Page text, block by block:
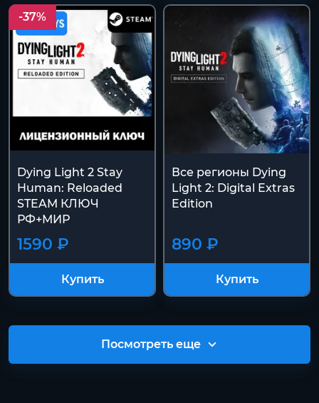
-37%
Dying Light 2 Stay
Human: Reloaded
STEAM КЛЮЧ
РФ+МИР
1590 ₽
Купить
Все регионы Dying
Light 2: Digital Extras
Edition
890 ₽
Купить
Посмотреть еще